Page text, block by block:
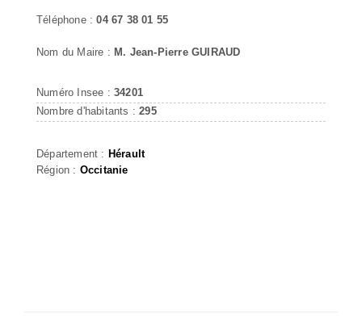
Téléphone :04 67 38 01 55
Nom du Maire : M. Jean-Pierre GUIRAUD
Numéro Insee : 34201
Nombre d'habitants :295
Département : Hérault
Région : Occitanie